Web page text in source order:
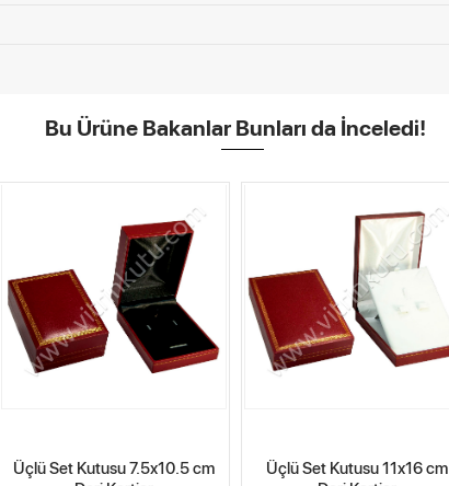
Bu Ürüne Bakanlar Bunları da İnceledi!
Üçlü Set Kutusu 11x16 cm
Büyük Set Kutusu 17x20 cm